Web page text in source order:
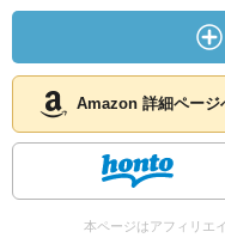
Amazon 詳細ページ
本ページはアフィリエ